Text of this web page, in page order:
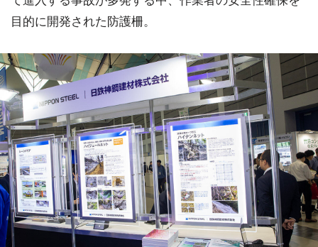
目的に開発された防護柵。